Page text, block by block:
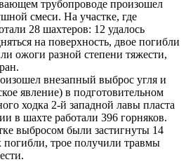
трубопроводе произошел
смеси. На участке, где
28 шахтеров: 12 удалось
на поверхность, двое погибли
ожоги разной степени тяжести,
внезапный выброс угля и
явление) в подготовительном
ходка 2-й западной лавы пласта
в шахте работали 396 горняков.
выбросом были застигнуты 14
погибли, трое получили травмы